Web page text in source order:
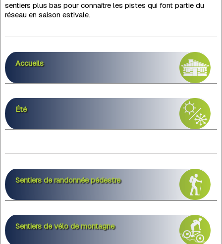
sentiers plus bas pour connaître les pistes qui font partie du
réseau en saison estivale.
Accueils
Été
Sentiers de randonnée pédestre
Sentiers de vélo de montagne